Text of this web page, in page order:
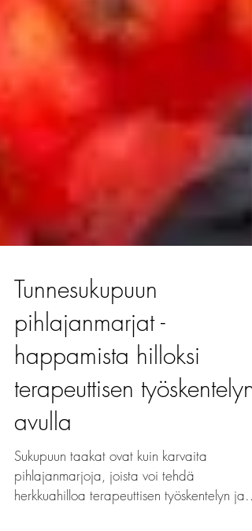
Tunnesukupuun
pihlajanmarjat -
happamista hilloksi
terapeuttisen työskentelyn
avulla